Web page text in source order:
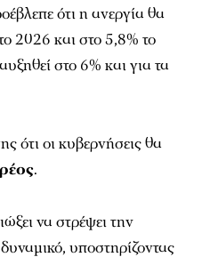
ότι η ανεργία θα
2026 και στο 5,8% το
στο 6% και για τα
ότι οι κυβερνήσεις θα
.
να στρέψει την
υποστηρίζοντας